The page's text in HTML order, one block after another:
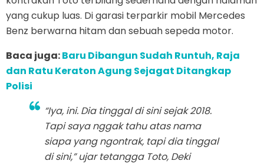
yang cukup luas. Di garasi terparkir mobil Mercedes
Benz berwarna hitam dan sebuah sepeda motor.
Baca juga:Baru Dibangun Sudah Runtuh, Raja
dan Ratu Keraton Agung Sejagat Ditangkap
Polisi
“Iya, ini. Dia tinggal di sini sejak 2018.
Tapi saya nggak tahu atas nama
siapa yangngontrak, tapi dia tinggal
di sini,” ujar tetangga Toto, Deki